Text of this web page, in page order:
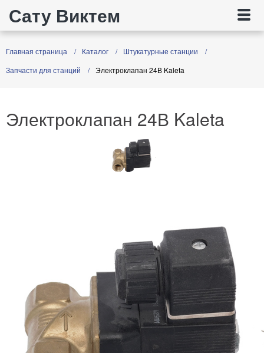
Сату Виктем
Главная страница Каталог
Штукатурные станции
Запчасти для станций
Электроклапан 24В Kaleta
Электроклапан 24В Kaleta